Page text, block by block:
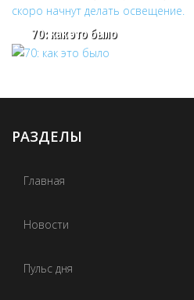
70: как это было
РАЗДЕЛЫ
Главная
Новости
Пульс дня